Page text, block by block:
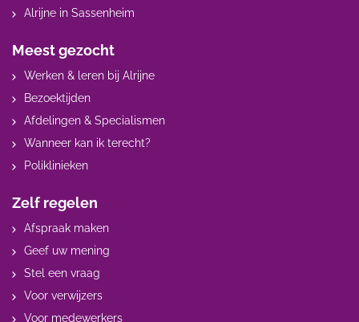
Alrijne in Sassenheim
Meest gezocht
Werken & leren bij Alrijne
Bezoektijden
Afdelingen & Specialismen
Wanneer kan ik terecht?
Poliklinieken
Zelf regelen
Afspraak maken
Geef uw mening
Stel een vraag
Voor verwijzers
Voor medewerkers